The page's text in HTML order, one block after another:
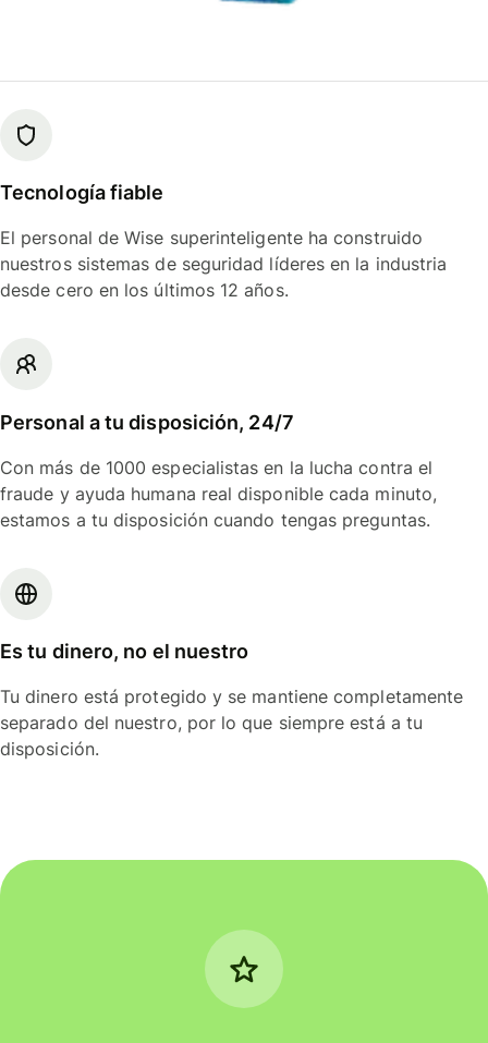
Tecnología fiable
El personal de Wise superinteligente ha construido
nuestros sistemas de seguridad líderes en la industria
desde cero en los últimos 12 años.
Personal a tu disposición, 24/7
Con más de 1000 especialistas en la lucha contra el
fraude y ayuda humana real disponible cada minuto,
estamos a tu disposición cuando tengas preguntas.
Es tu dinero, no el nuestro
Tu dinero está protegido y se mantiene completamente
separado del nuestro, por lo que siempre está a tu
disposición.